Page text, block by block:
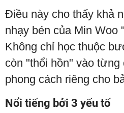
Điều này cho thấy khả
nhạy bén của Min Woo
Không chỉ học thuộc
còn "thổi hồn" vào từng
phong cách riêng cho
Nổi tiếng bởi 3 yếu tố